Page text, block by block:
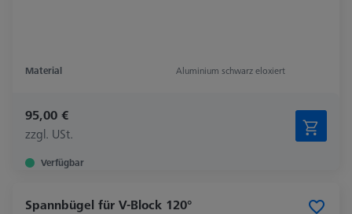
Material Aluminium schwarz eloxiert
95,00 €
zzgl. USt.
Verfügbar
Spannbügel für V-Block 120°